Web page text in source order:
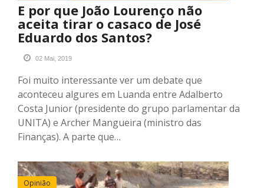
E por que João Lourenço não
aceita tirar o casaco de José
Eduardo dos Santos?
02 Mai, 2019
Foi muito interessante ver um debate que
aconteceu algures em Luanda entre Adalberto
Costa Junior (presidente do grupo parlamentar da
UNITA) e Archer Mangueira (ministro das
Finanças). A parte que…
Opinião